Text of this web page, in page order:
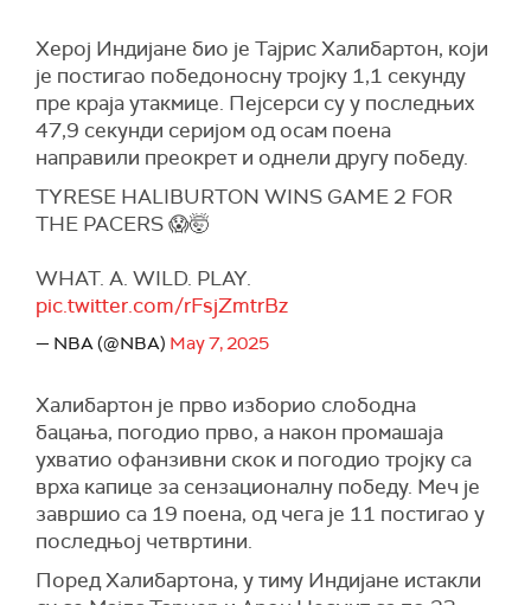
Херој Индијане био је Тајрис Халибартон, који
је постигао победоносну тројку 1,1 секунду
пре краја утакмице. Пејсерси су у последњих
47,9 секунди серијом од осам поена
направили преокрет и однели другу победу.
TYRESE HALIBURTON WINS GAME 2 FOR
THE PACERS 😱🤯
WHAT. A. WILD. PLAY.
pic.twitter.com/rFsjZmtrBz
— NBA (@NBA) May 7, 2025
Халибартон је прво изборио слободна
бацања, погодио прво, а након промашаја
ухватио офанзивни скок и погодио тројку са
врха капице за сензационалну победу. Меч је
завршио са 19 поена, од чега је 11 постигао у
последњој четвртини.
Поред Халибартона, у тиму Индијане истакли